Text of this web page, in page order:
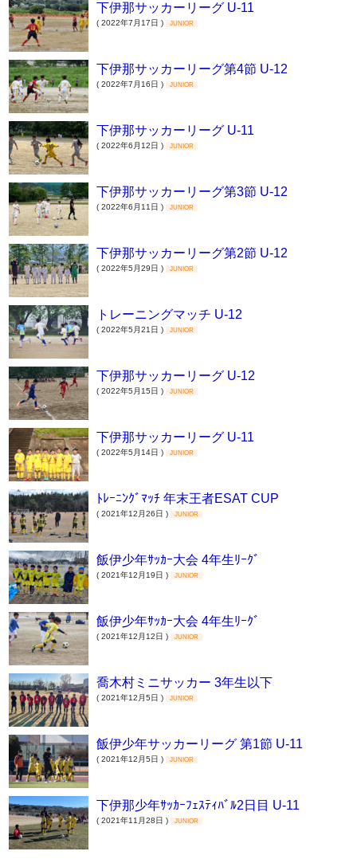
下伊那サッカーリーグ U-11
( 2022年7月17日 ) JUNIOR
下伊那サッカーリーグ第4節 U-12
( 2022年7月16日 ) JUNIOR
下伊那サッカーリーグ U-11
( 2022年6月12日 ) JUNIOR
下伊那サッカーリーグ第3節 U-12
( 2022年6月11日 ) JUNIOR
下伊那サッカーリーグ第2節 U-12
( 2022年5月29日 ) JUNIOR
トレーニングマッチ U-12
( 2022年5月21日 ) JUNIOR
下伊那サッカーリーグ U-12
( 2022年5月15日 ) JUNIOR
下伊那サッカーリーグ U-11
( 2022年5月14日 ) JUNIOR
ﾄﾚｰﾆﾝｸﾞﾏｯﾁ 年末王者ESAT CUP
( 2021年12月26日 ) JUNIOR
飯伊少年ｻｯｶｰ大会 4年生ﾘｰｸﾞ
( 2021年12月19日 ) JUNIOR
飯伊少年ｻｯｶｰ大会 4年生ﾘｰｸﾞ
( 2021年12月12日 ) JUNIOR
喬木村ミニサッカー 3年生以下
( 2021年12月5日 ) JUNIOR
飯伊少年サッカーリーグ 第1節 U-11
( 2021年12月5日 ) JUNIOR
下伊那少年ｻｯｶｰﾌｪｽﾃｨﾊﾞﾙ2日目 U-11
( 2021年11月28日 ) JUNIOR